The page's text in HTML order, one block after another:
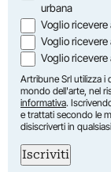
urbana
Voglio
Voglio
Voglio
Artribune Srl utilizza i
mondo dell'arte, nel
informativa.
e trattati secondo le
disiscriverti in
Iscriviti